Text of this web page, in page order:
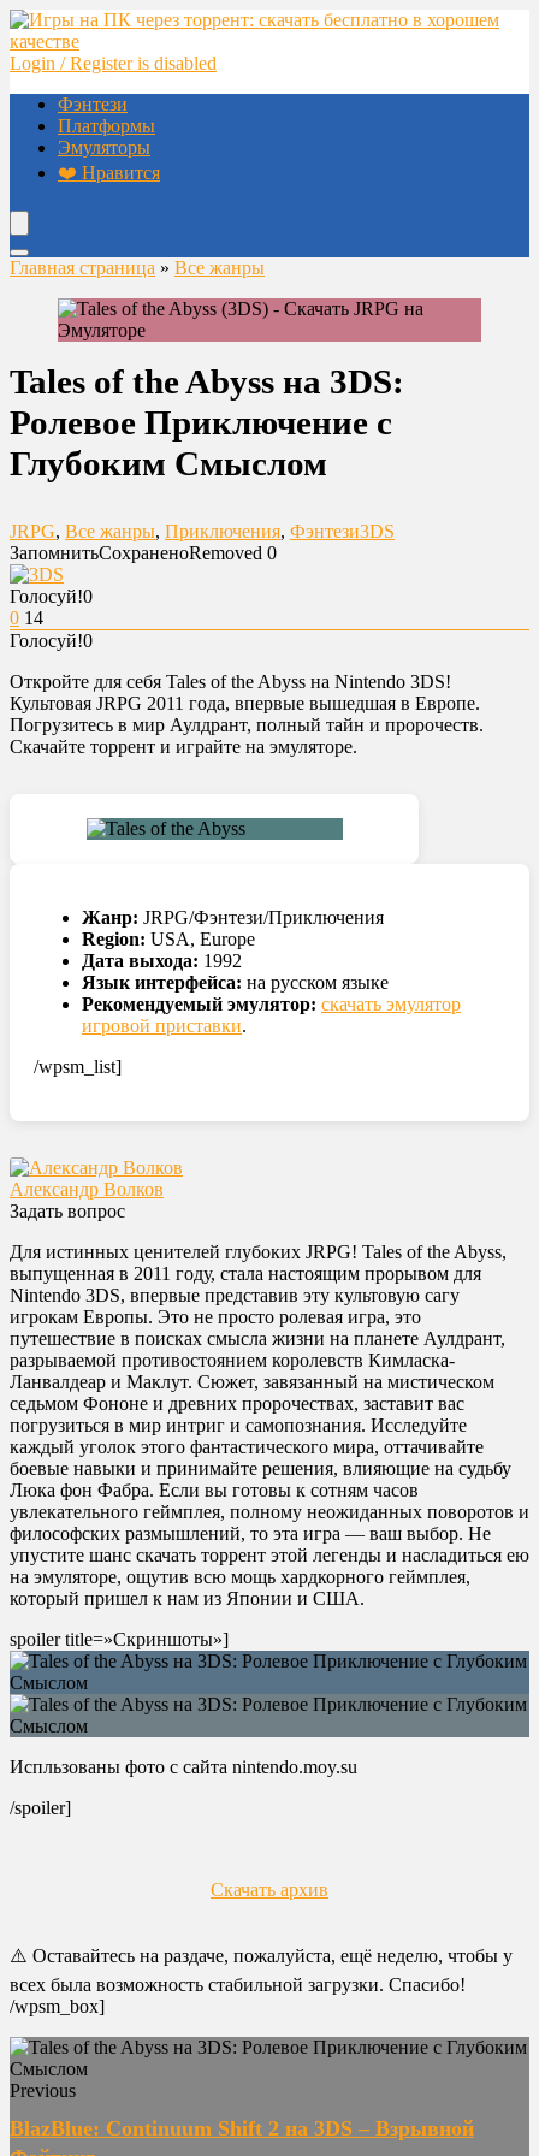
Login / Register is disabled
Фэнтези
Платформы
Эмуляторы
❤️ Нравится
Главная страница » Все жанры
Tales of the Abyss на 3DS:
Ролевое Приключение с
Глубоким Смыслом
JRPG, Все жанры, Приключения, Фэнтези3DS
ЗапомнитьСохраненоRemoved 0
Голосуй!0
0 14
Голосуй!0
Откройте для себя Tales of the Abyss на Nintendo 3DS!
Культовая JRPG 2011 года, впервые вышедшая в Европе.
Погрузитесь в мир Аулдрант, полный тайн и пророчеств.
Скачайте торрент и играйте на эмуляторе.
Жанр: JRPG/Фэнтези/Приключения
Region: USA, Europe
Дата выхода: 1992
Язык интерфейса: на русском языке
Рекомендуемый эмулятор: скачать эмулятор
игровой приставки.
/wpsm_list]
Александр Волков
Задать вопрос
Для истинных ценителей глубоких JRPG! Tales of the Abyss,
выпущенная в 2011 году, стала настоящим прорывом для
Nintendo 3DS, впервые представив эту культовую сагу
игрокам Европы. Это не просто ролевая игра, это
путешествие в поисках смысла жизни на планете Аулдрант,
разрываемой противостоянием королевств Кимласка-
Ланвалдеар и Маклут. Сюжет, завязанный на мистическом
седьмом Фононе и древних пророчествах, заставит вас
погрузиться в мир интриг и самопознания. Исследуйте
каждый уголок этого фантастического мира, оттачивайте
боевые навыки и принимайте решения, влияющие на судьбу
Люка фон Фабра. Если вы готовы к сотням часов
увлекательного геймплея, полному неожиданных поворотов и
философских размышлений, то эта игра — ваш выбор. Не
упустите шанс скачать торрент этой легенды и насладиться ею
на эмуляторе, ощутив всю мощь хардкорного геймплея,
который пришел к нам из Японии и США.
spoiler title=»Скриншоты»]
Испльзованы фото с сайта nintendo.moy.su
/spoiler]
Скачать архив
⚠️ Оставайтесь на раздаче, пожалуйста, ещё неделю, чтобы у
всех была возможность стабильной загрузки. Спасибо!
/wpsm_box]
Previous
BlazBlue: Continuum Shift 2 на 3DS – Взрывной